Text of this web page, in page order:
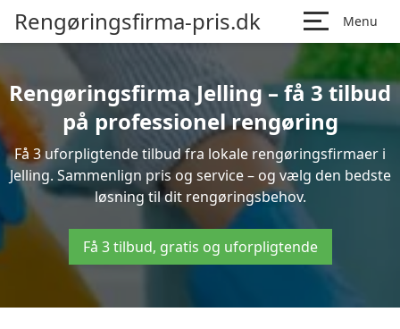
Rengøringsfirma-pris.dk Menu
Rengøringsfirma Jelling – få 3 tilbud
på professionel rengøring
Få 3 uforpligtende tilbud fra lokale rengøringsfirmaer i
Jelling. Sammenlign pris og service – og vælg den bedste
løsning til dit rengøringsbehov.
Få 3 tilbud, gratis og uforpligtende